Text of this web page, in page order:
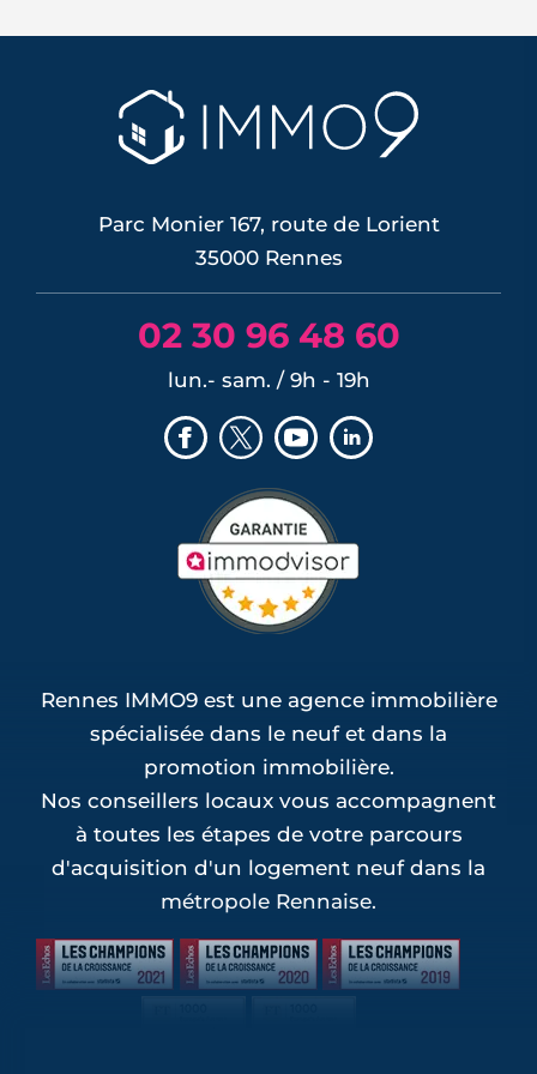
possible, risque de décote, limites du
DPE, atout du neuf : ce qu'il faut savoir
avant d'acheter ou de revendre.
Parc Monier 167, route de Lorient
35000 Rennes
02 30 96 48 60
lun.- sam. / 9h - 19h
Rennes IMMO9 est une agence immobilière
spécialisée dans le neuf et dans la
promotion immobilière.
Nos conseillers locaux vous accompagnent
à toutes les étapes de votre parcours
d'acquisition d'un logement neuf dans la
métropole Rennaise.